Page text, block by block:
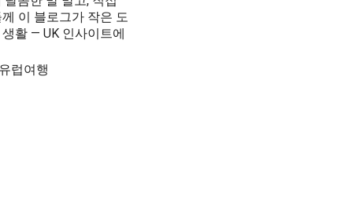
이 블로그가 작은 도
생활 — UK 인사이트에
럽여행